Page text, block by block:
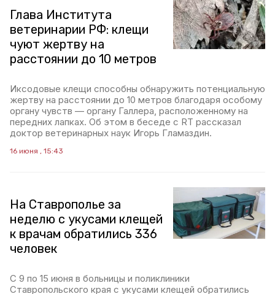
Глава Института
ветеринарии РФ: клещи
чуют жертву на
расстоянии до 10 метров
Иксодовые клещи способны обнаружить потенциальную
жертву на расстоянии до 10 метров благодаря особому
органу чувств — органу Галлера, расположенному на
передних лапках. Об этом в беседе с RT рассказал
доктор ветеринарных наук Игорь Гламаздин.
16 июня , 15:43
На Ставрополье за
неделю с укусами клещей
к врачам обратились 336
человек
С 9 по 15 июня в больницы и поликлиники
Ставропольского края с укусами клещей обратились